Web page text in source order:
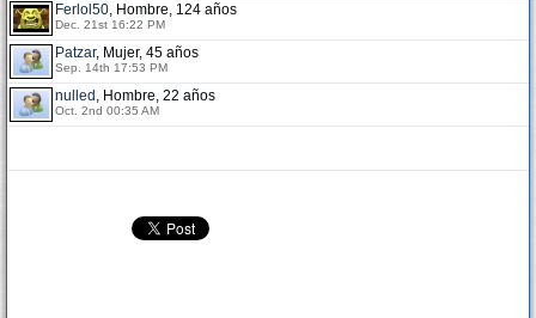
Ferlol50, Hombre, 124 años
Dec. 21st 16:22 PM
Patzar, Mujer, 45 años
Sep. 14th 17:53 PM
nulled , Hombre, 22 años
Oct. 2nd 00:35 AM